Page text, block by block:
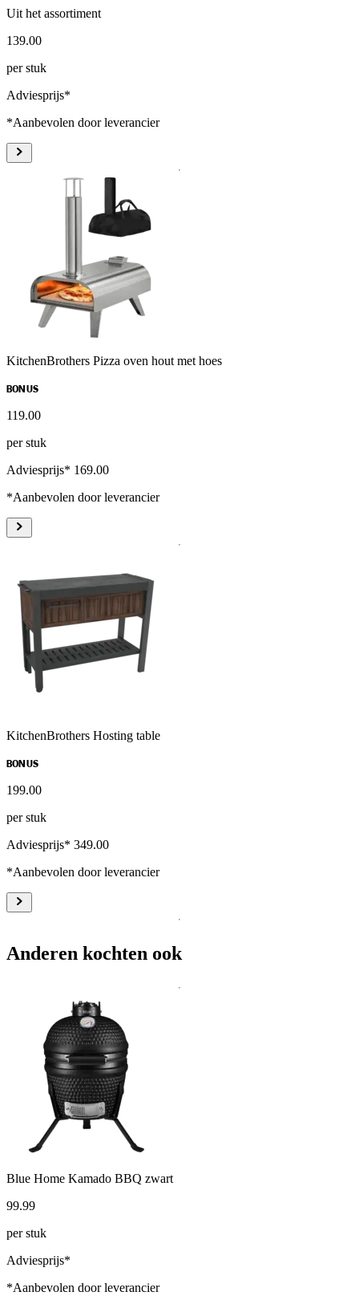
Uit het assortiment
139.00
per stuk
Adviesprijs*
*Aanbevolen door leverancier
KitchenBrothers Pizza oven hout met hoes
BONUS
119.00
per stuk
Adviesprijs* 169.00
*Aanbevolen door leverancier
KitchenBrothers Hosting table
BONUS
199.00
per stuk
Adviesprijs* 349.00
*Aanbevolen door leverancier
Anderen kochten ook
Blue Home Kamado BBQ zwart
99.99
per stuk
Adviesprijs*
*Aanbevolen door leverancier